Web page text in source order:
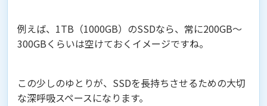
例えば、1TB（1000GB）のSSDなら、常に200GB〜
300GBくらいは空けておくイメージですね。
この少しのゆとりが、SSDを長持ちさせるための大切
な深呼吸スペースになります。